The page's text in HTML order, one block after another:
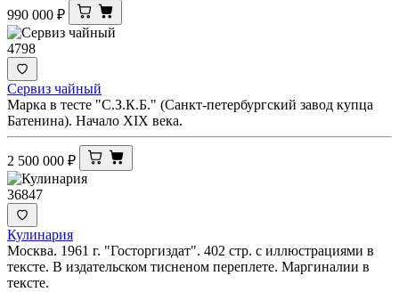
990 000 ₽
4798
Сервиз чайный
Марка в тесте "С.З.К.Б." (Санкт-петербургский завод купца
Батенина). Начало XIX века.
2 500 000 ₽
36847
Кулинария
Москва. 1961 г. "Госторгиздат". 402 стр. с иллюстрациями в
тексте. В издательском тисненом переплете. Маргиналии в
тексте.